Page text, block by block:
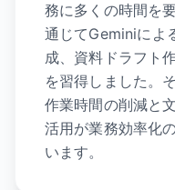
務に多くの時間を
通じてGeminiによ
成、資料ドラフト
を習得しました。
作業時間の削減と
活用が業務効率化
います。